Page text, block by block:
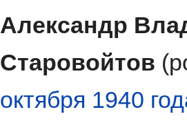
Александр
Старовойтов
октября 1940